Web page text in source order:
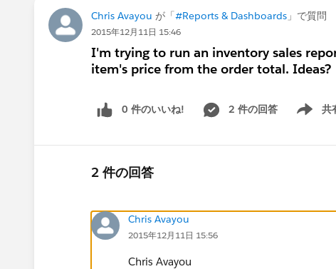
Chris Avayou が「#Reports & Dashboards 」で質問
2015年12月11日 15:46
I'm trying to run an inventory sales
item's price from the order total. Ideas?
0 件のいいね! 2 件の回答 共
Show
2 件の回答
Chris Avayou
2015年12月11日 15:56
Chris Avayou